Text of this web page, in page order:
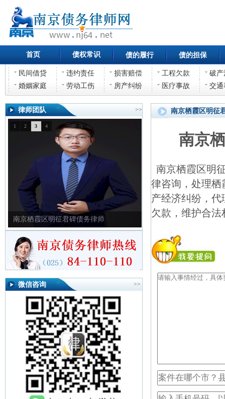
首页 债权常识 债的履行 债的担保
民间借贷 违约责任 损害赔偿 工程欠款
破产
婚姻家庭
劳动工伤 房产纠纷 医疗事故 交通
律师团队 >>
南京栖霞区明征君碑债务律师
1 2 3 4
微信咨询 >>
南京栖霞区明征
南京
南京栖霞区明
律咨询，处理栖
产经济纠纷，
欠款，维护合法